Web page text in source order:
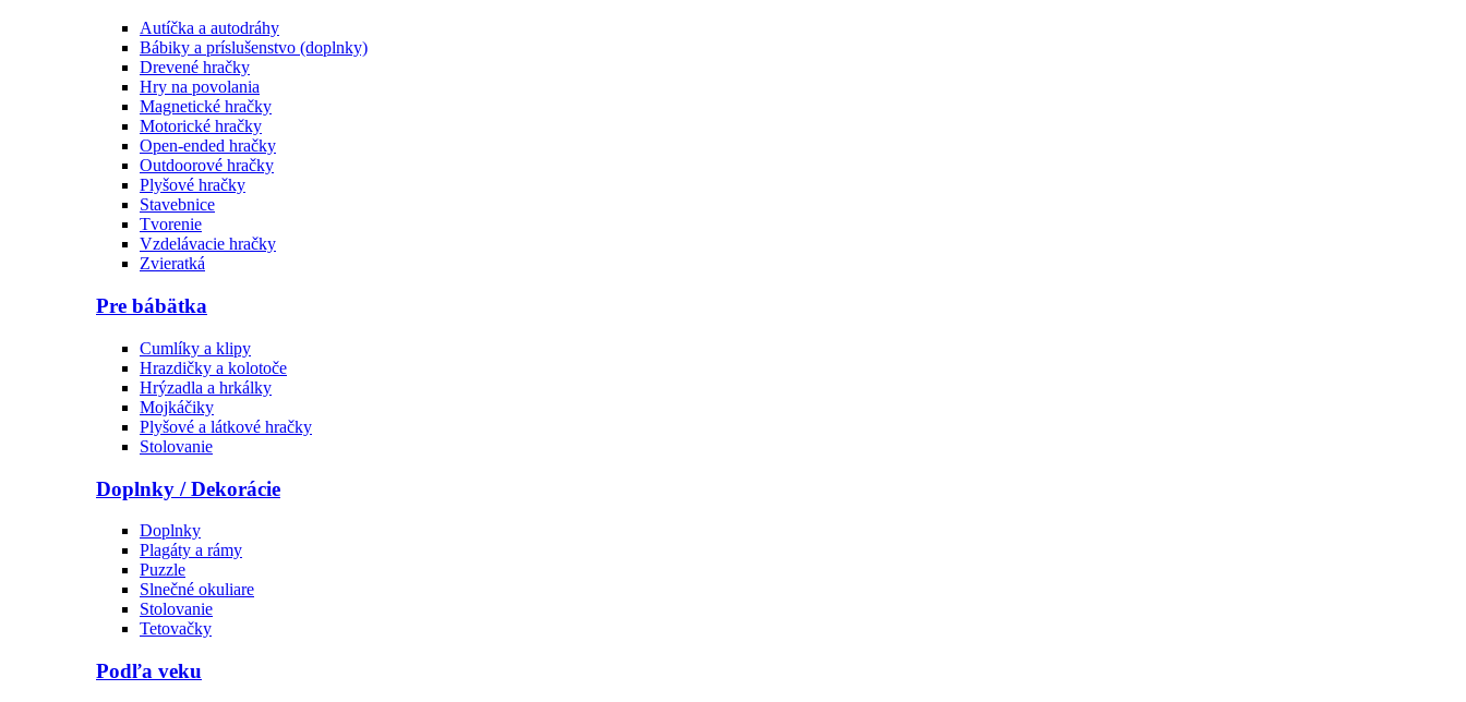
Autíčka a autodráhy
Bábiky a príslušenstvo (doplnky)
Drevené hračky
Hry na povolania
Magnetické hračky
Motorické hračky
Open-ended hračky
Outdoorové hračky
Plyšové hračky
Stavebnice
Tvorenie
Vzdelávacie hračky
Zvieratká
Pre bábätka
Cumlíky a klipy
Hrazdičky a kolotoče
Hrýzadla a hrkálky
Mojkáčiky
Plyšové a látkové hračky
Stolovanie
Doplnky / Dekorácie
Doplnky
Plagáty a rámy
Puzzle
Slnečné okuliare
Stolovanie
Tetovačky
Podľa veku